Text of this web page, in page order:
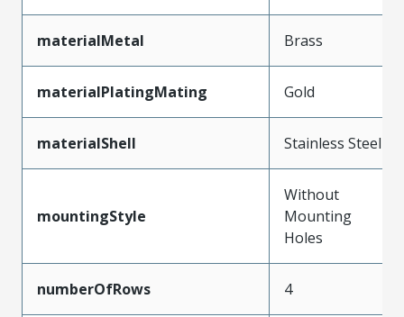
materialMetal Brass
materialPlatingMating Gold
materialShell Stainless Steel
mountingStyle
Without
Mounting
Holes
numberOfRows 4